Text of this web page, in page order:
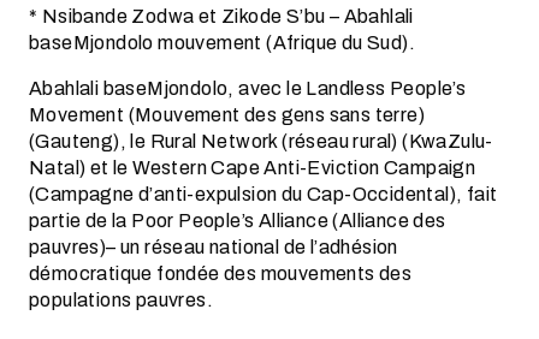
* Nsibande Zodwa et Zikode S’bu – Abahlali
baseMjondolo mouvement (Afrique du Sud).
Abahlali baseMjondolo, avec le Landless People’s
Movement (Mouvement des gens sans terre)
(Gauteng), le Rural Network (réseau rural) (KwaZulu-
Natal) et le Western Cape Anti-Eviction Campaign
(Campagne d’anti-expulsion du Cap-Occidental), fait
partie de la Poor People’s Alliance (Alliance des
pauvres)– un réseau national de l’adhésion
démocratique fondée des mouvements des
populations pauvres.